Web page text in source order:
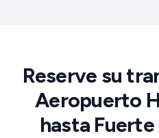
Reserve su
Aeropuerto
hasta